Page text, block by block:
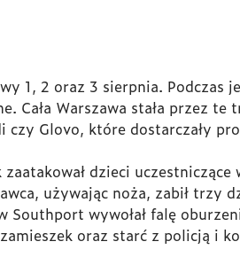
1, 2 oraz 3 sierpnia.
Cała Warszawa stała przez
Glovo, które dostarczały
dzieci
używając noża, zabił trzy
Southport wywołał falę
oraz starć z policją i